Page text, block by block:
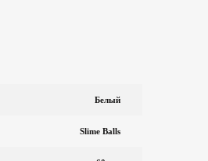
Белый
Slime Balls